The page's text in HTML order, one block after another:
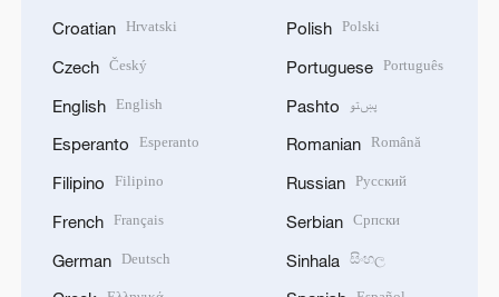
Croatian Hrvatski
Czech Český
English English
Esperanto Esperanto
Filipino Filipino
French Français
German Deutsch
Polish Polski
Portuguese Português
Pashto پښتو
Romanian Română
Russian Русский
Serbian Српски
Sinhala සිංහල